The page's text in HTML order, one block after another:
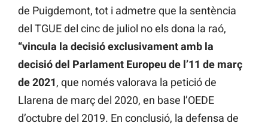
de Puigdemont, tot i admetre que la sentència
del TGUE del cinc de juliol no els dona la raó,
“vincula la decisió exclusivament amb la
decisió del Parlament Europeu de l’11 de març
de 2021, que només valorava la petició de
Llarena de març del 2020, en base l’OEDE
d’octubre del 2019. En conclusió, la defensa de